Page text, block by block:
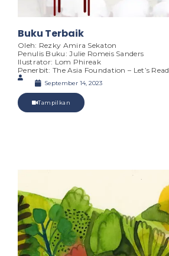
Buku Terbaik
Oleh: Rezky Amira Sekaton
Penulis Buku: Julie Romeis Sanders
Ilustrator: Lom Phireak
Penerbit: The Asia Foundation – Let’s Read
September 14, 2023
Tampilkan